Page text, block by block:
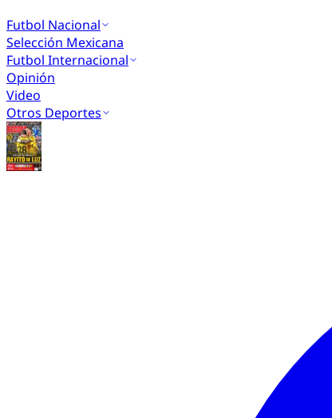
Futbol Nacional
Selección Mexicana
Futbol Internacional
Opinión
Video
Otros Deportes